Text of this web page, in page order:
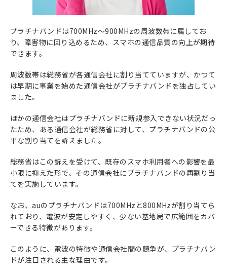
プラチナバンドは700MHz～900MHzの周波数帯に属してお
り、障害物に回り込めるため、スマホの通信品質の向上が期待
できます。
周波数帯は総務省が各通信会社に割り当てていますが、かつて
は早期に事業を始めた通信会社がプラチナバンドを独占してい
ました。
ほかの通信会社はプラチナバンドに新規参入できない状況だっ
たため、ある通信会社が総務省に対して、プラチナバンドの公
平な割り当てを訴えました。
総務省はこの訴えを受けて、既存のスマホ利用者への影響を最
小限に抑えた形で、その通信会社にプラチナバンドの再割り当
てを実施しています。
なお、auのプラチナバンドは700MHzと800MHzが割り当てら
れており、電波が安定しやすく、少ない基地局で広範囲をカバ
ーできる特徴があります。
このように、電波の特徴や通信会社間の競争が、プラチナバン
ドが注目される主な理由です。